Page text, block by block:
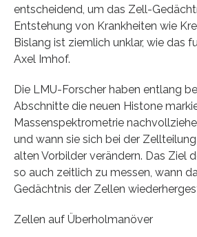
entscheidend, um das Zell-
Entstehung von Krankheiten wie
Bislang ist ziemlich unklar, wie das
Axel Imhof.
Die LMU-Forscher haben entlang
Abschnitte die neuen Histone
Massenspektrometrie
und wann sie sich bei der
alten Vorbilder verändern. Das Ziel
so auch zeitlich zu messen, wann
Gedächtnis der Zellen
Zellen auf Überholmanöver